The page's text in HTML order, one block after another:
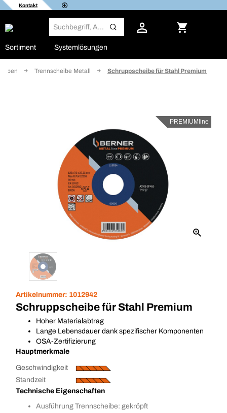
Kontakt
Sortiment Systemlösungen
Trennscheibe Metall Schruppscheibe für Stahl Premium
PREMIUMline
Artikelnummer: 1012942
Schruppscheibe für Stahl Premium
Hoher Materialabtrag
Lange Lebensdauer dank spezifischer Komponenten
OSA-Zertifizierung
Hauptmerkmale
Geschwindigkeit
Standzeit
Technische Eigenschaften
Ausführung Trennscheibe: gekröpft